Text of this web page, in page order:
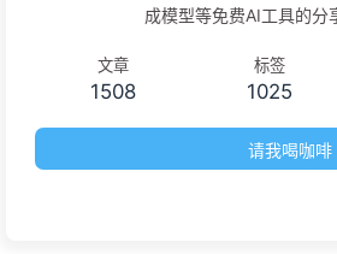
成模型等免费AI工具的分
文章
1508
标签
1025
请我喝咖啡